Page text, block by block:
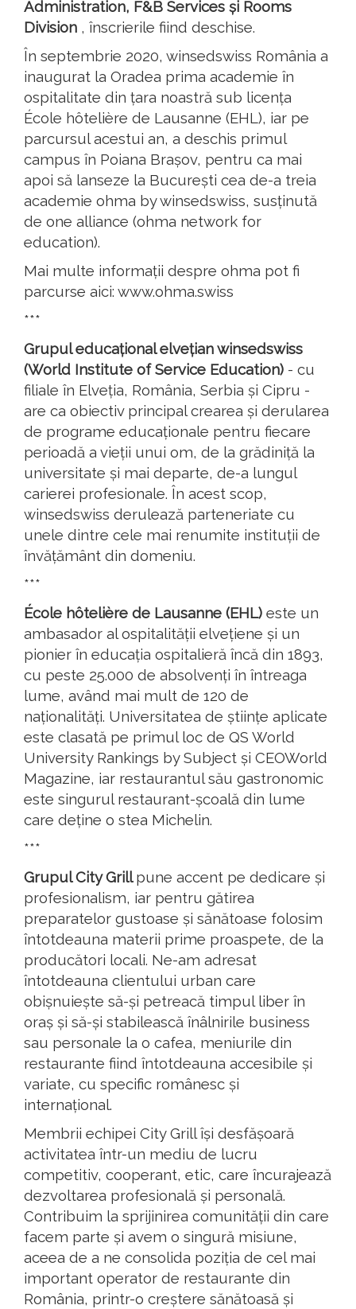
Administration, F&B Services și Rooms
Division , înscrierile fiind deschise.
În septembrie 2020, winsedswiss România a
inaugurat la Oradea prima academie în
ospitalitate din țara noastră sub licența
École hôtelière de Lausanne (EHL), iar pe
parcursul acestui an, a deschis primul
campus în Poiana Brașov, pentru ca mai
apoi să lanseze la București cea de-a treia
academie ohma by winsedswiss, susținută
de one alliance (ohma network for
education).
Mai multe informații despre ohma pot fi
parcurse aici: www.ohma.swiss
***
Grupul educațional elvețian winsedswiss
(World Institute of Service Education) - cu
filiale în Elveția, România, Serbia și Cipru -
are ca obiectiv principal crearea și derularea
de programe educaționale pentru fiecare
perioadă a vieții unui om, de la grădiniță la
universitate și mai departe, de-a lungul
carierei profesionale. În acest scop,
winsedswiss derulează parteneriate cu
unele dintre cele mai renumite instituții de
învățământ din domeniu.
***
École hôtelière de Lausanne (EHL) este un
ambasador al ospitalității elvețiene și un
pionier în educația ospitalieră încă din 1893,
cu peste 25.000 de absolvenți în întreaga
lume, având mai mult de 120 de
naționalități. Universitatea de științe aplicate
este clasată pe primul loc de QS World
University Rankings by Subject și CEOWorld
Magazine, iar restaurantul său gastronomic
este singurul restaurant-școală din lume
care deține o stea Michelin.
***
Grupul City Grillpune accent pe dedicare și
profesionalism, iar pentru gătirea
preparatelor gustoase și sănătoase folosim
întotdeauna materii prime proaspete, de la
producători locali. Ne-am adresat
întotdeauna clientului urban care
obișnuiește să-și petreacă timpul liber în
oraș și să-și stabilească înâlnirile business
sau personale la o cafea, meniurile din
restaurante fiind întotdeauna accesibile și
variate, cu specific românesc și
internațional.
Membrii echipei City Grill își desfășoară
activitatea într-un mediu de lucru
competitiv, cooperant, etic, care încurajează
dezvoltarea profesională și personală.
Contribuim la sprijinirea comunității din care
facem parte și avem o singură misiune,
aceea de a ne consolida poziția de cel mai
important operator de restaurante din
România, printr-o creștere sănătoasă și